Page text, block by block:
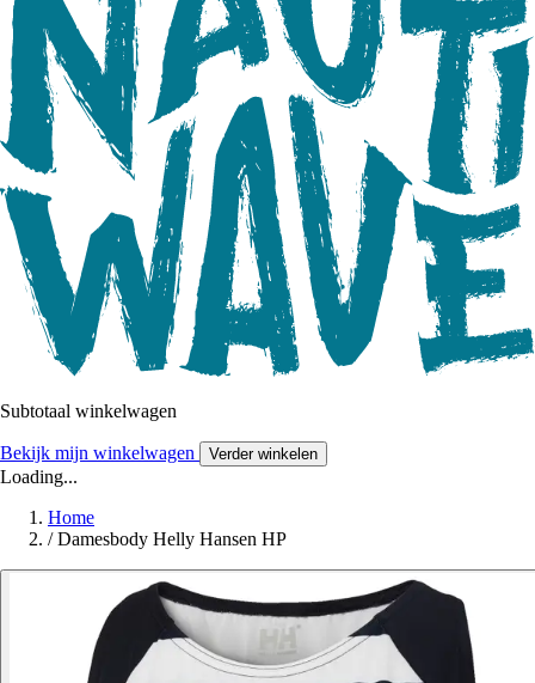
Subtotaal winkelwagen
Bekijk mijn winkelwagen Verder winkelen
Loading...
Home
/ Damesbody Helly Hansen HP